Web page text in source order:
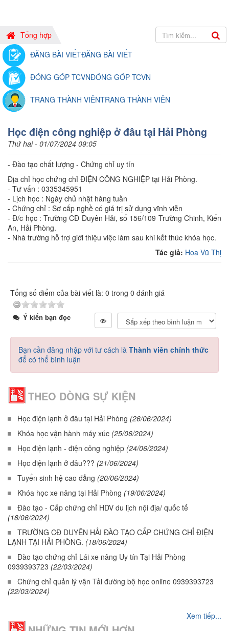
Tổng hợp
ĐĂNG BÀI VIẾTĐĂNG BÀI VIẾT
ĐÓNG GÓP TCVNĐÓNG GÓP TCVN
TRANG THÀNH VIÊNTRANG THÀNH VIÊN
Học điện công nghiệp ở đâu tại Hải Phòng
Thứ hai - 01/07/2024 09:05
- Đào tạo chất lượng - Chứng chỉ uy tín
Địa chỉ học chứng chỉ ĐIỆN CÔNG NGHIỆP tại Hải Phòng.
- Tư vấn : 0335345951
- Lịch học : Ngày chủ nhật hàng tuần
- Chứng chỉ : Sơ cấp nghề có giá trị sử dụng vĩnh viễn
- Đ/c học : Trường CĐ Duyên Hải, số 156/109 Trường Chinh, Kiến
An, Hải Phòng.
- Nhà trường hỗ trợ giới thiệu việc làm sau khi kết thúc khóa học.
Tác giả: Hoa Vũ Thị
Tổng số điểm của bài viết là: 0 trong 0 đánh giá
Ý kiến bạn đọc
Bạn cần đăng nhập với tư cách là Thành viên chính thức
để có thể bình luận
THEO DÒNG SỰ KIỆN
Học điện lạnh ở đâu tại Hải Phòng (26/06/2024)
Khóa học vận hành máy xúc (25/06/2024)
Học điện lạnh - điện công nghiệp (24/06/2024)
Học điện lạnh ở đâu??? (21/06/2024)
Tuyển sinh hệ cao đẳng (20/06/2024)
Khóa học xe nâng tại Hải Phòng (19/06/2024)
Đào tạo - Cấp chứng chỉ HDV du lịch nội địa/ quốc tế
(18/06/2024)
TRƯỜNG CĐ DUYÊN HẢI ĐÀO TẠO CẤP CHỨNG CHỈ ĐIỆN
LẠNH TẠI HẢI PHÒNG. (18/06/2024)
Đào tạo chứng chỉ Lái xe nâng Uy tín Tại Hải Phòng
0939393723 (22/03/2024)
Chứng chỉ quản lý vận Tải đường bộ học online 0939393723
(22/03/2024)
Xem tiếp...